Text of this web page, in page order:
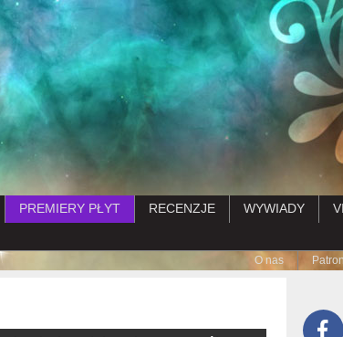
Przejdź do treści
PREMIERY PŁYT RECENZJE WYWIADY
Submenu
O nas